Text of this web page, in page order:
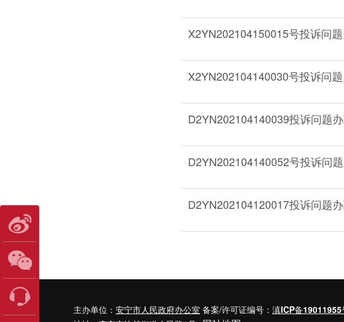
X2YN202104150015号投诉问
X2YN202104140030号投诉问
D2YN202104140039投诉问题
D2YN202104140052号投诉问
D2YN202104120017投诉问题
主办单位： 安宁市人民政府办公室 备案/许可证编号： 滇ICP备19011955